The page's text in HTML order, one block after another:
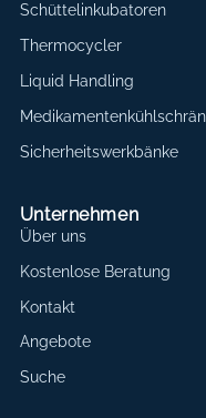
Schüttelinkubatoren
Thermocycler
Liquid Handling
Sicherheitswerkbänke
Unternehmen
Über uns
Kostenlose Beratung
Kontakt
Angebote
Suche